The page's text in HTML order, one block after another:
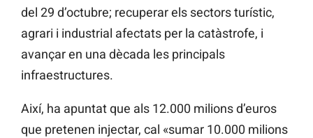
del 29 d’octubre; recuperar els sectors turístic,
agrari i industrial afectats per la catàstrofe, i
avançar en una dècada les principals
infraestructures.
Així, ha apuntat que als 12.000 milions d’euros
que pretenen injectar, cal «sumar 10.000 milions